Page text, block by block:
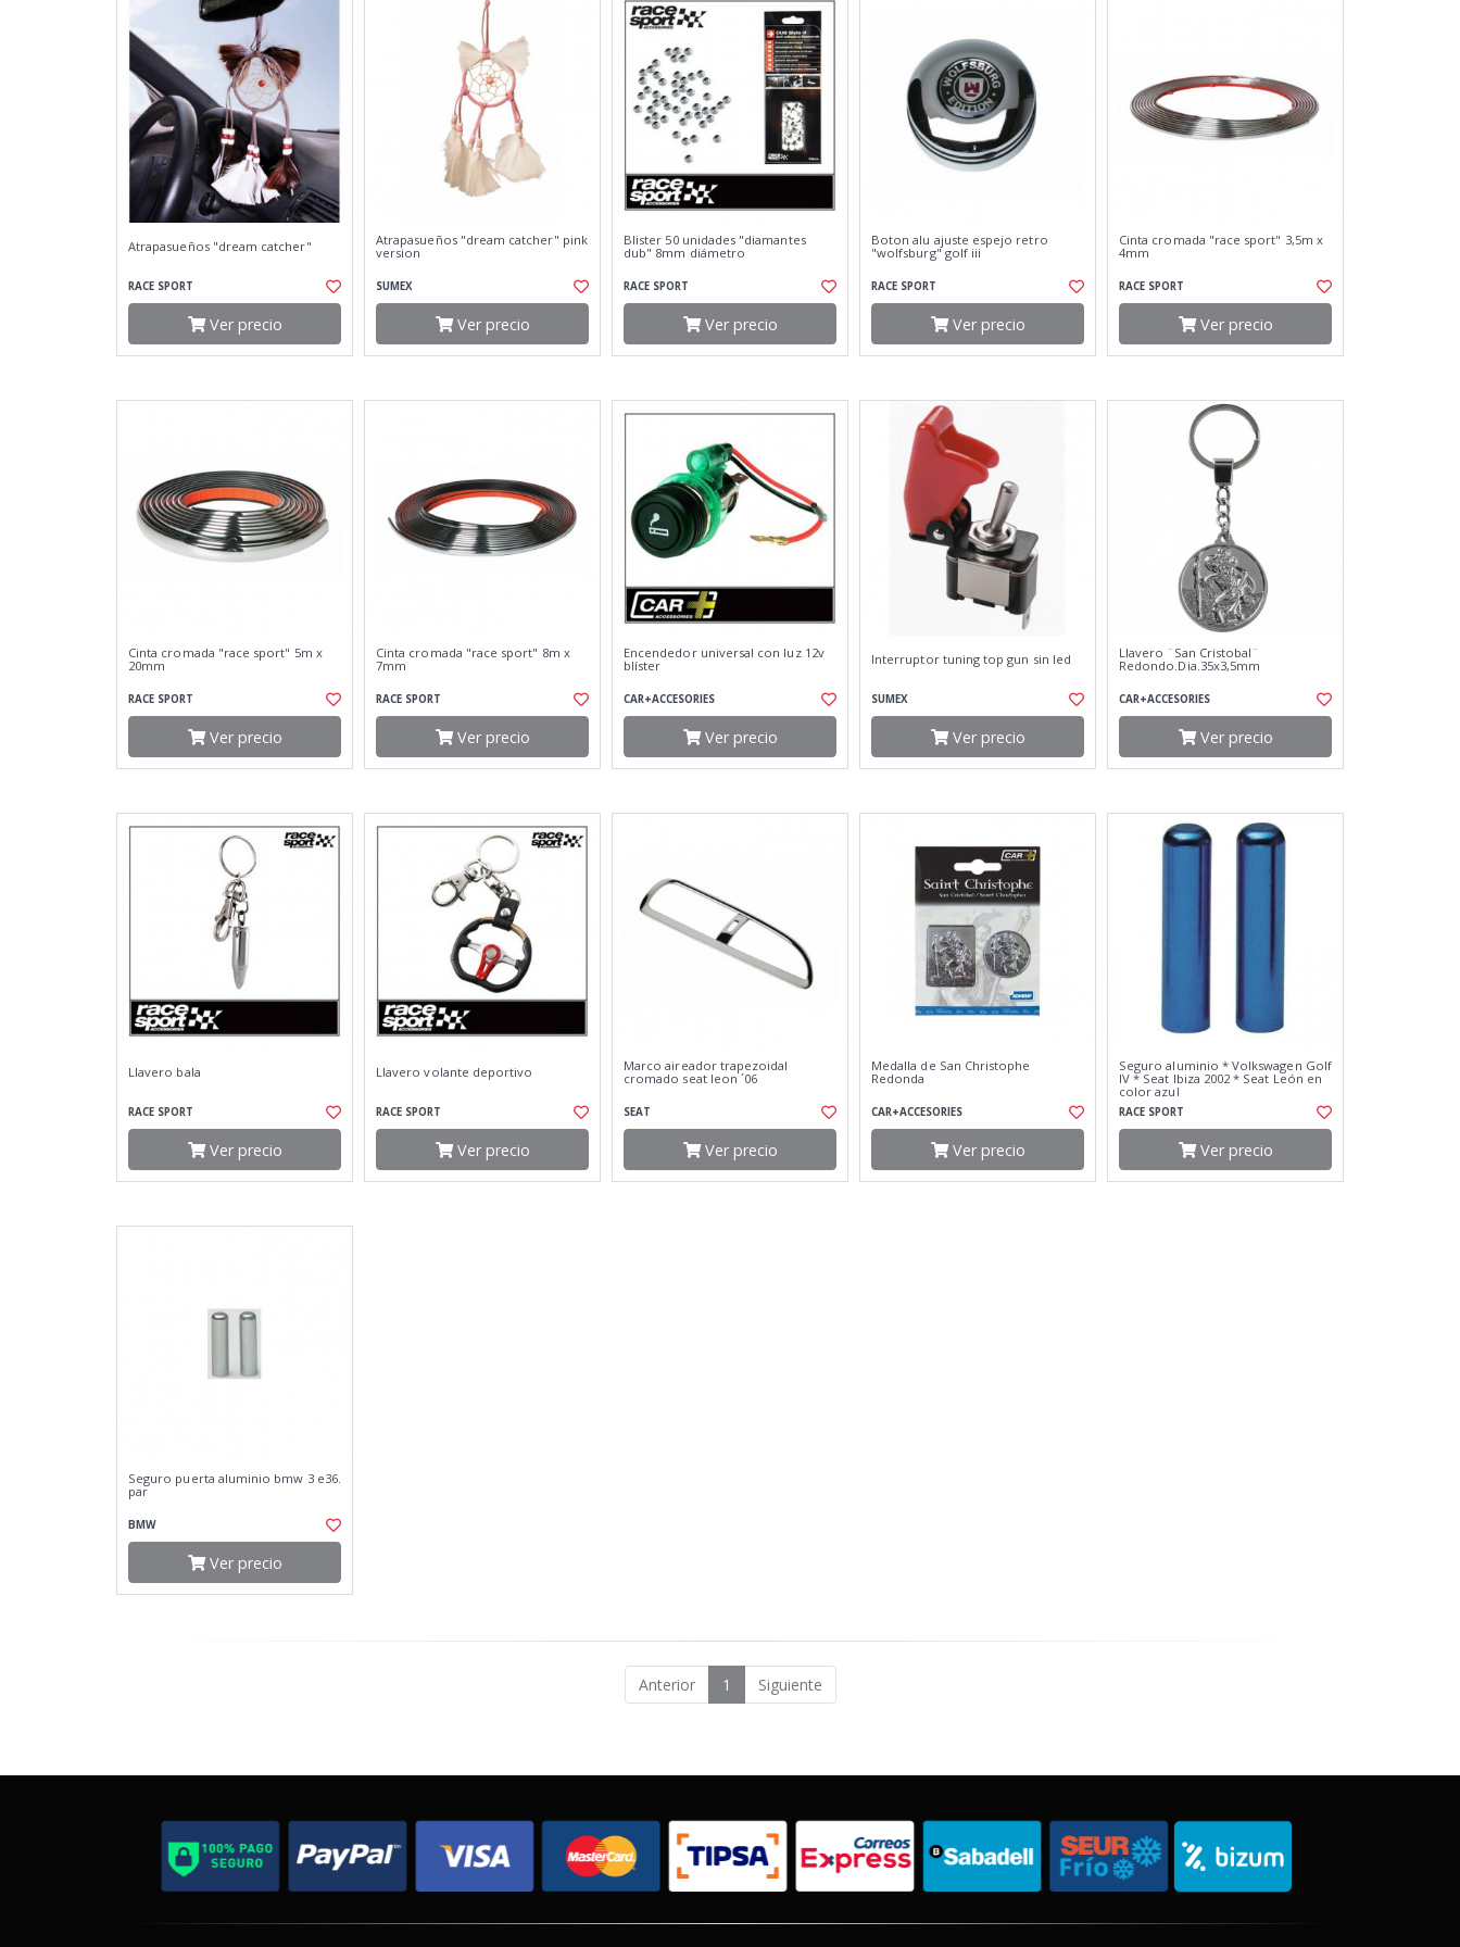
Atrapasueños "dream catcher"
RACE SPORT
Ver precio
Atrapasueños "dream catcher" pink
version
SUMEX
Ver precio
Blister 50 unidades "diamantes
dub" 8mm diámetro
RACE SPORT
Ver precio
Boton alu ajuste espejo retro
"wolfsburg" golf iii
RACE SPORT
Ver precio
Cinta cromada "race sport" 3,5m x
4mm
RACE SPORT
Ver precio
Cinta cromada "race sport" 5m x
20mm
RACE SPORT
Ver precio
Cinta cromada "race sport" 8m x
7mm
RACE SPORT
Ver precio
Encendedor universal con luz 12v
blíster
CAR+ACCESORIES
Ver precio
Interruptor tuning top gun sin led
SUMEX
Ver precio
Llavero ¨San Cristobal¨
Redondo.Dia.35x3,5mm
CAR+ACCESORIES
Ver precio
Llavero bala
RACE SPORT
Ver precio
Llavero volante deportivo
RACE SPORT
Ver precio
Marco aireador trapezoidal
cromado seat leon ´06
SEAT
Ver precio
Medalla de San Christophe
Redonda
CAR+ACCESORIES
Ver precio
Seguro aluminio * Volkswagen Golf
IV * Seat Ibiza 2002 * Seat León en
color azul
RACE SPORT
Ver precio
Seguro puerta aluminio bmw 3 e36.
par
BMW
Ver precio
Anterior 1 Siguiente